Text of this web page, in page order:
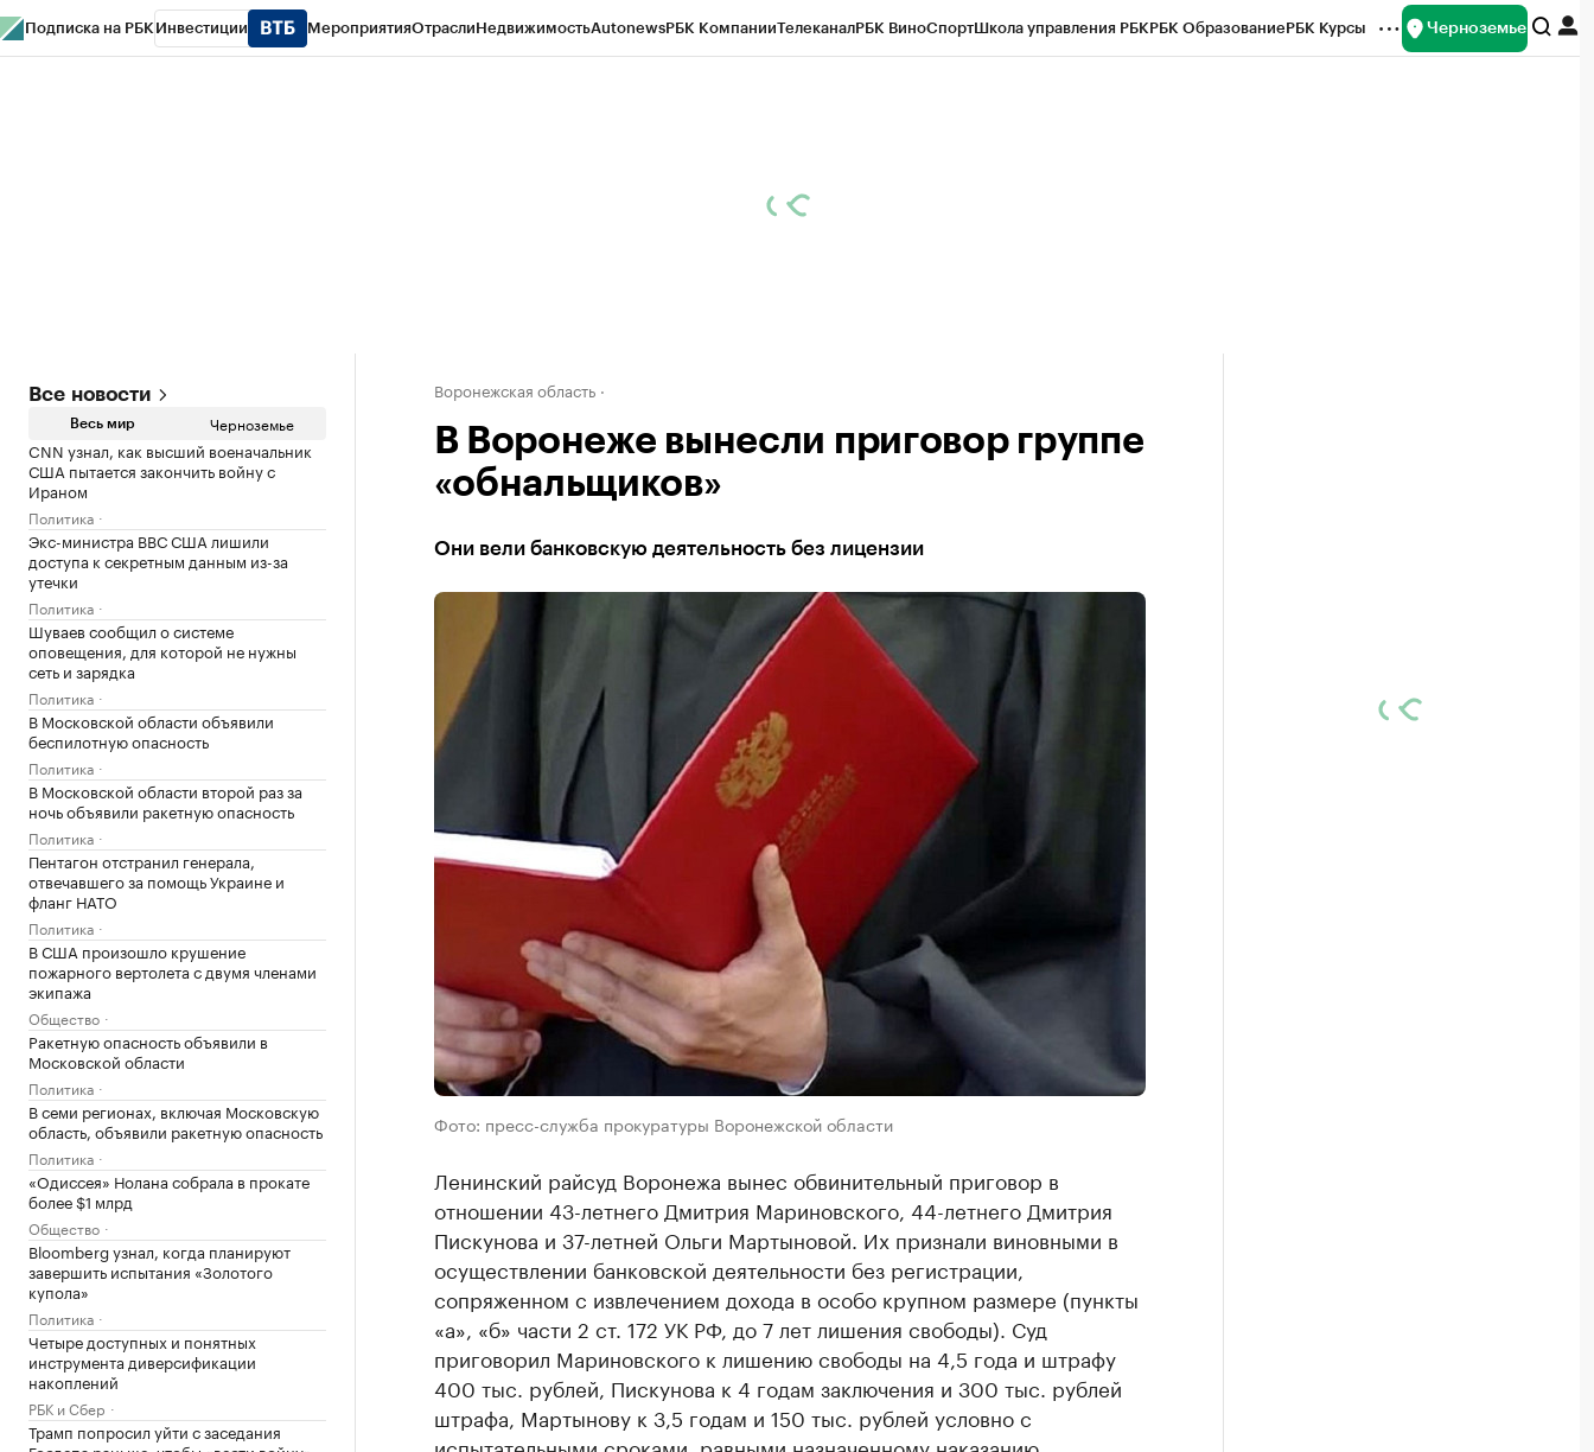
Подписка на РБК Инвестиции МероприятияОтраслиНедвижимостьAutonewsРБК КомпанииТелеканалРБК ВиноСпортШкола управления РБКРБК ОбразованиеРБК Курсы Черноземье
Все новости
Весь мир Черноземье
CNN узнал, как высший военачальник
США пытается закончить войну с
Ираном
Политика
Экс-министра ВВС США лишили
доступа к секретным данным из-за
утечки
Политика
Шуваев сообщил о системе
оповещения, для которой не нужны
сеть и зарядка
Политика
В Московской области объявили
беспилотную опасность
Политика
В Московской области второй раз за
ночь объявили ракетную опасность
Политика
Пентагон отстранил генерала,
отвечавшего за помощь Украине и
фланг НАТО
Политика
В США произошло крушение
пожарного вертолета с двумя членами
экипажа
Общество
Ракетную опасность объявили в
Московской области
Политика
В семи регионах, включая Московскую
область, объявили ракетную опасность
Политика
«Одиссея» Нолана собрала в прокате
более $1 млрд
Общество
Bloomberg узнал, когда планируют
завершить испытания «Золотого
купола»
Политика
Четыре доступных и понятных
инструмента диверсификации
накоплений
РБК и Сбер
Трамп попросил уйти с заседания
Воронежская область
В Воронеже вынесли приговор группе
«обнальщиков»
Они вели банковскую деятельность без лицензии
Фото: пресс-служба прокуратуры Воронежской области
Ленинский райсуд Воронежа вынес обвинительный приговор в
отношении 43-летнего Дмитрия Мариновского, 44-летнего Дмитрия
Пискунова и 37-летней Ольги Мартыновой. Их признали виновными в
осуществлении банковской деятельности без регистрации,
сопряженном с извлечением дохода в особо крупном размере (пункты
«а», «б» части 2 ст. 172 УК РФ, до 7 лет лишения свободы). Суд
приговорил Мариновского к лишению свободы на 4,5 года и штрафу
400 тыс. рублей, Пискунова к 4 годам заключения и 300 тыс. рублей
штрафа, Мартынову к 3,5 годам и 150 тыс. рублей условно с